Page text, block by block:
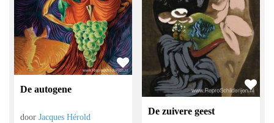
De autogene
doorJacques Hérold
De zuivere geest